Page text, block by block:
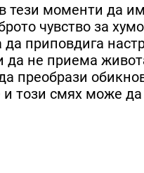
тези моменти да
чувство за
приповдига
да не приема
преобрази
и този смях може